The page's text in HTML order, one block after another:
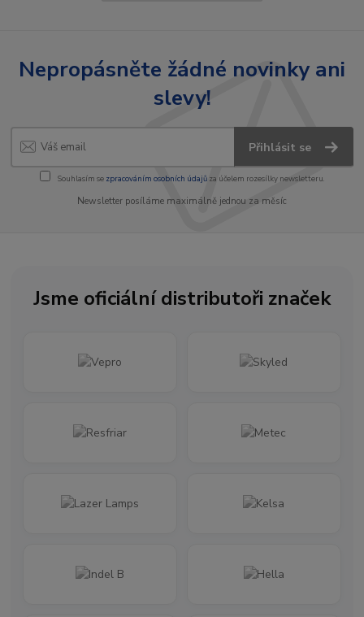
Nepropásněte žádné novinky ani
slevy!
Přihlásit se
Souhlasím se zpracováním osobních údajůza účelem rozesílky newsletteru.
Newsletter posíláme maximálně jednou za měsíc
Jsme oficiální distributoři značek